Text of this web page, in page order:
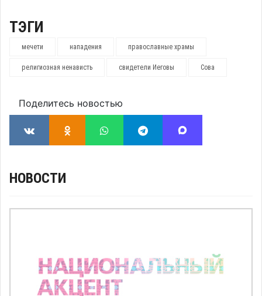
ТЭГИ
мечети нападения православные храмы
религиозная ненависть свидетели Иеговы Сова
Поделитесь новостью
НОВОСТИ